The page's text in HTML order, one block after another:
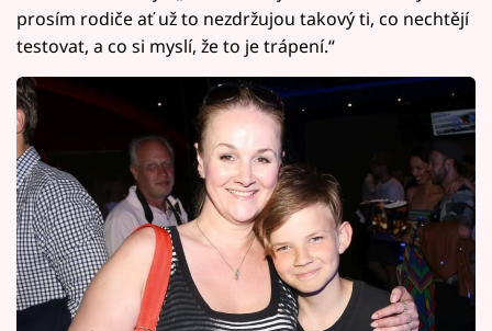
prosím rodiče ať už to nezdržujou takový ti, co nechtějí
testovat, a co si myslí, že to je trápení.“